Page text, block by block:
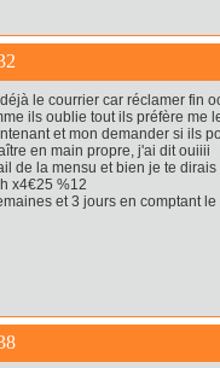
le courrier car réclamer fin
ils oublie tout ils préfère me
et mon demander si ils
en main propre, j'ai dit ouiiii
de la mensu et bien je te
x4€25 %12
et 3 jours en comptant le